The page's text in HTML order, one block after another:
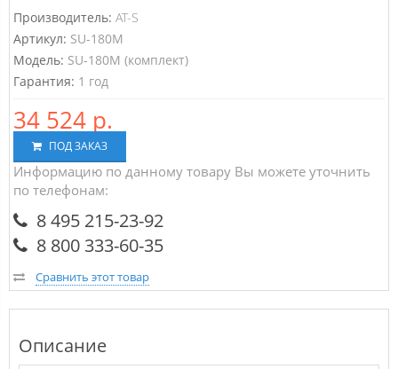
Производитель: AT-S
Артикул: SU-180M
Модель: SU-180M (комплект)
Гарантия: 1 год
34 524 р.
ПОД ЗАКАЗ
Информацию по данному товару Вы можете уточнить
по телефонам:
8 495 215-23-92
8 800 333-60-35
Сравнить этот товар
Описание